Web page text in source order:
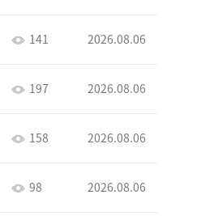
141 2026.08.06
197 2026.08.06
158 2026.08.06
98 2026.08.06